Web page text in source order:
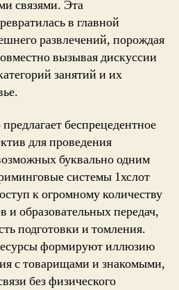
связями. Эта
в главной
развлечений, порождая
вызывая дискуссии
занятий и их
беспрецедентное
для проведения
буквально одним
системы 1хслот
к огромному количеству
и образовательных передач,
подготовки и томления.
формируют иллюзию
с товарищами и знакомыми,
без физического